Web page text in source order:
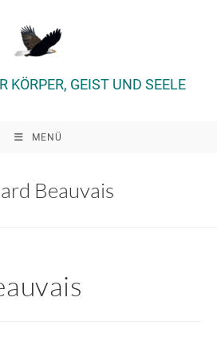
KÖRPER, GEIST UND SEELE
MENÜ
Beauvais